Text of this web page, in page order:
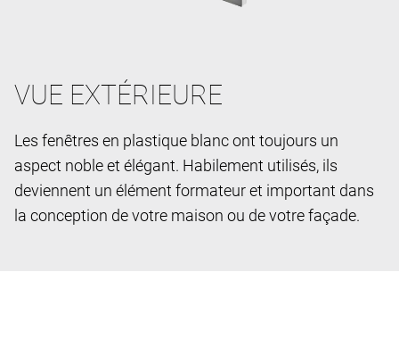
VUE EXTÉRIEURE
Les fenêtres en plastique blanc ont toujours un
aspect noble et élégant. Habilement utilisés, ils
deviennent un élément formateur et important dans
la conception de votre maison ou de votre façade.